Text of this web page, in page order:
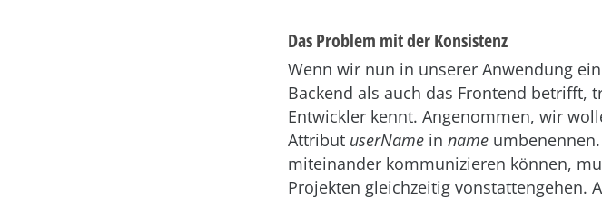
Das Problem mit der Konsistenz
Wenn wir nun in unserer Anwendung
Backend als auch das Frontend betrifft,
Entwickler kennt. Angenommen, wir
Attribut userName in name
miteinander kommunizieren können,
Projekten gleichzeitig vonstattengehen.